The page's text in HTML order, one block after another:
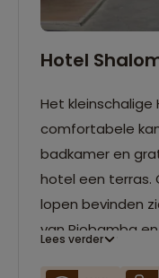
Hotel
Het
comfortabele
badkamer en
hotel een terras.
lopen bevinden
van Riobamba
Lees verder